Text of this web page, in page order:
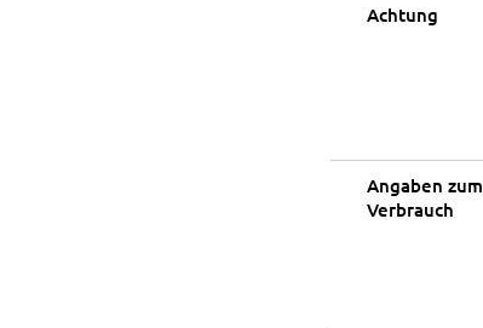
Achtung
Angaben zum
Verbrauch